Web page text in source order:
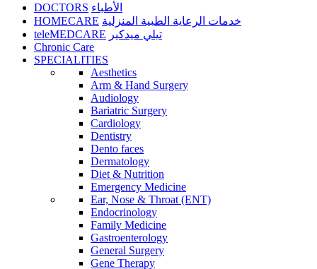
DOCTORS الأطباء
HOMECARE خدمات الرعاية الطبية المنزلية
teleMEDCARE تيلي ميدكير
Chronic Care
SPECIALITIES
Aesthetics
Arm & Hand Surgery
Audiology
Bariatric Surgery
Cardiology
Dentistry
Dento faces
Dermatology
Diet & Nutrition
Emergency Medicine
Ear, Nose & Throat (ENT)
Endocrinology
Family Medicine
Gastroenterology
General Surgery
Gene Therapy